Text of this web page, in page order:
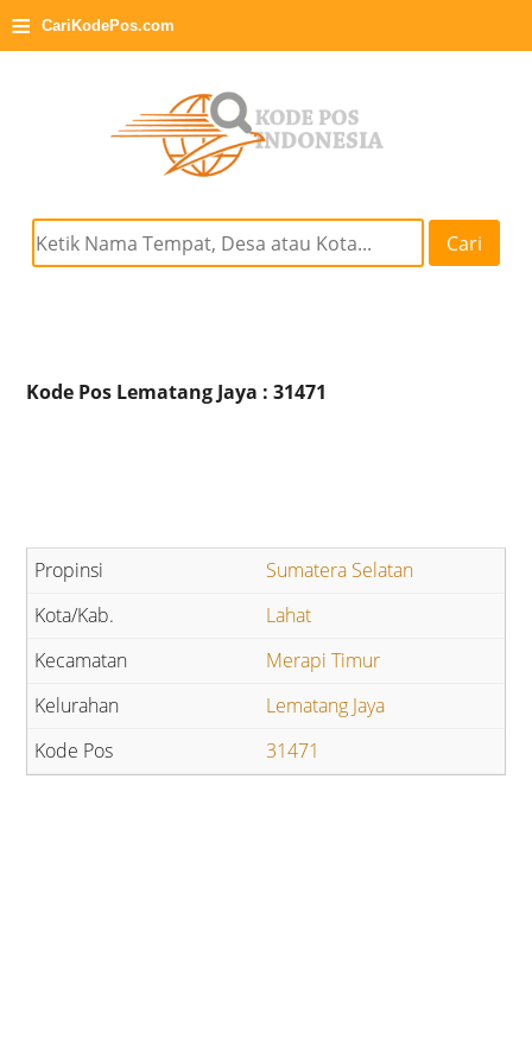
≡ CariKodePos.com
Cari
Kode Pos Lematang Jaya : 31471
Sumatera Selatan
Lahat
Merapi Timur
Lematang Jaya
31471